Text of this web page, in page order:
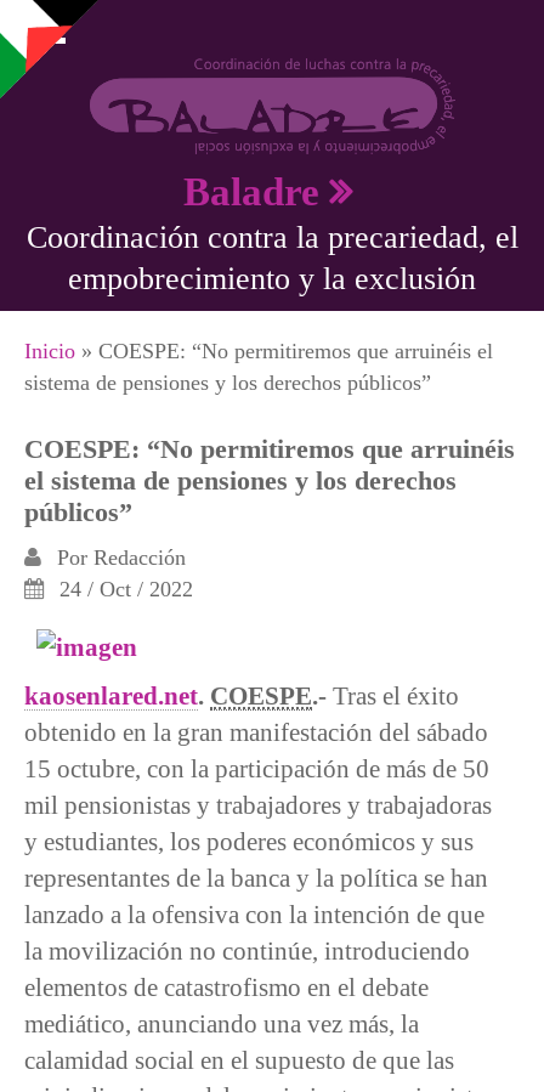
Pasar al contenido principal
Baladre
Coordinación contra la precariedad, el
empobrecimiento y la exclusión
Se encuentra usted aquí
Inicio » COESPE: “No permitiremos que arruinéis el
sistema de pensiones y los derechos públicos”
COESPE: “No permitiremos que arruinéis
el sistema de pensiones y los derechos
públicos”
Por Redacción
24 / Oct / 2022
kaosenlared.net. COESPE.- Tras el éxito
obtenido en la gran manifestación del sábado
15 octubre, con la participación de más de 50
mil pensionistas y trabajadores y trabajadoras
y estudiantes, los poderes económicos y sus
representantes de la banca y la política se han
lanzado a la ofensiva con la intención de que
la movilización no continúe, introduciendo
elementos de catastrofismo en el debate
mediático, anunciando una vez más, la
calamidad social en el supuesto de que las